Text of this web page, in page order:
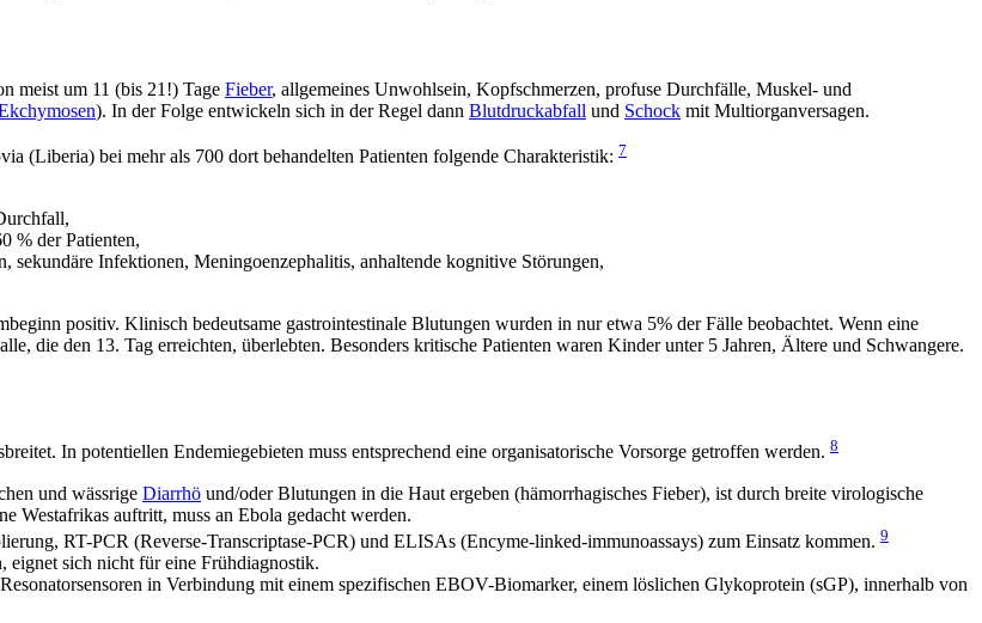
meist um 11 (bis 21!) Tage Fieber, allgemeines Unwohlsein, Kopfschmerzen, profuse Durchfälle, Muskel- und
). In der Folge entwickeln sich in der Regel dann Blutdruckabfall und Schock mit Multiorganversagen.
(Liberia) bei mehr als 700 dort behandelten Patienten folgende Charakteristik: 7
% der Patienten,
sekundäre Infektionen, Meningoenzephalitis, anhaltende kognitive Störungen,
positiv. Klinisch bedeutsame gastrointestinale Blutungen wurden in nur etwa 5% der Fälle beobachtet. Wenn eine
die den 13. Tag erreichten, überlebten. Besonders kritische Patienten waren Kinder unter 5 Jahren, Ältere und Schwangere.
In potentiellen Endemiegebieten muss entsprechend eine organisatorische Vorsorge getroffen werden. 8
und wässrige Diarrhö und/oder Blutungen in die Haut ergeben (hämorrhagisches Fieber), ist durch breite virologische
Westafrikas auftritt, muss an Ebola gedacht werden.
RT-PCR (Reverse-Transcriptase-PCR) und ELISAs (Encyme-linked-immunoassays) zum Einsatz kommen. 9
sich nicht für eine Frühdiagnostik.
in Verbindung mit einem spezifischen EBOV-Biomarker, einem löslichen Glykoprotein (sGP), innerhalb von